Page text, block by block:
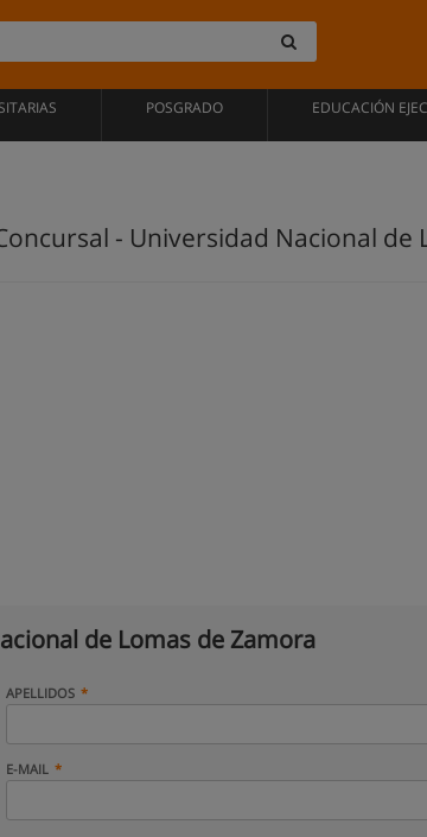
POSGRADO EDUCACIÓN
- Universidad Nacional de
de Lomas de Zamora
APELLIDOS
E-MAIL